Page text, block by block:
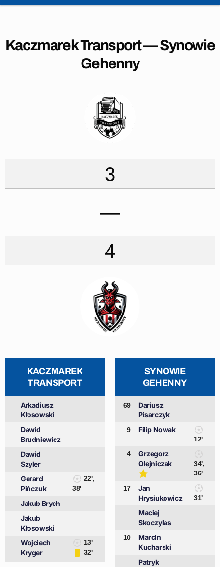
Kaczmarek Transport — Synowie
Gehenny
3
—
4
KACZMAREK
TRANSPORT
Arkadiusz
Kłosowski
Dawid
Brudniewicz
Dawid
Szyler
Gerard
Pińczuk
22',
38'
Jakub Brych
Jakub
Kłosowski
Wojciech
Kryger
13'
32'
SYNOWIE
GEHENNY
69
Dariusz
Pisarczyk
9 Filip Nowak
12'
4
Grzegorz
Olejniczak
34',
36'
17
Jan
Hrysiukowicz
31'
Maciej
Skoczylas
10
Marcin
Kucharski
Patryk